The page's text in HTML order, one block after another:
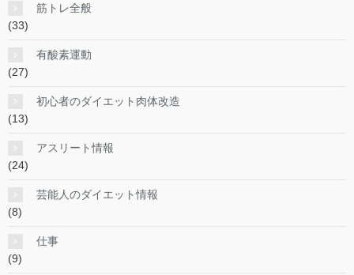
筋トレ全般
(33)
有酸素運動
(27)
初心者のダイエット肉体改造
(13)
アスリート情報
(24)
芸能人のダイエット情報
(8)
仕事
(9)